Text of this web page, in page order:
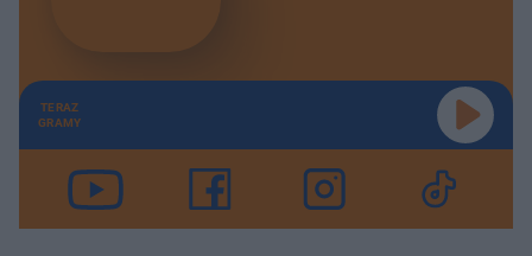
TERAZ
GRAMY